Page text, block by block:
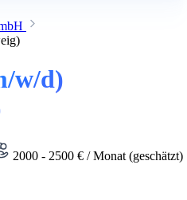
w/d)
2000 - 2500 € / Monat (geschätzt)